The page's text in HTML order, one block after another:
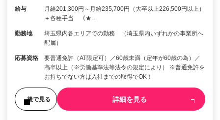
給与
月給201,300円～月給235,700円（大卒以上226,500円以上）
＋各種手当 《★…
勤務地
埼玉県内各エリアでの勤務 （埼玉県内いずれかの事業所へ
配属）
応募資格
要普通免許（AT限定可）／60歳未満（定年が60歳の為）／
高卒以上（※労働基準法等法令の規定により） ※普通免許を
お持ちでない方は入社までの取得でOK！
後で見る 詳細を見る